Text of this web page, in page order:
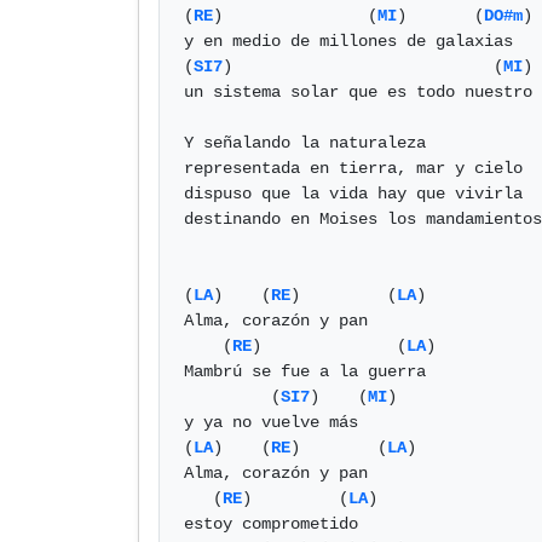
(RE)               (MI)       (DO#m)
y en medio de millones de galaxias
(SI7)                           (MI)
un sistema solar que es todo nuestro
Y señalando la naturaleza
representada en tierra, mar y cielo
dispuso que la vida hay que vivirla
destinando en Moises los mandamientos
(LA)    (RE)         (LA)
Alma, corazón y pan
    (
RE)              (LA)
Mambrú se fue a la guerra
         (
SI7)    (MI)
y ya no vuelve más
(LA)    (RE)        (LA)
Alma, corazón y pan
   (
RE)         (LA)
estoy comprometido